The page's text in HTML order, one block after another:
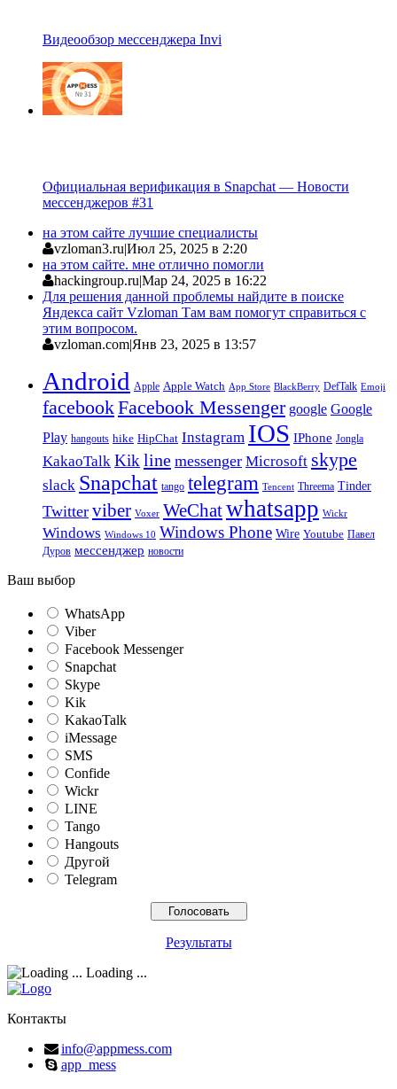
Видеообзор мессенджера Invi
Официальная верификация в Snapchat — Новости
мессенджеров #31
на этом сайте лучшие специалисты
vzloman3.ru|Июл 25, 2025 в 2:20
на этом сайте. мне отлично помогли
hackingroup.ru|Мар 24, 2025 в 16:22
Для решения данной проблемы найдите в поиске
Яндекса сайт Vzloman Там вам помогут справиться с
этим вопросом.
vzloman.com|Янв 23, 2025 в 13:57
Android Apple Apple Watch App Store BlackBerry DefTalk Emoji
facebookFacebook Messenger google Google
Play hangouts hike HipChat Instagram IOS IPhone Jongla
KakaoTalk Kik line messenger Microsoft skype
slack Snapchat tango telegram Tencent Threema Tinder
Twitter viber Voxer WeChatwhatsapp Wickr
Windows Windows 10 Windows Phone Wire Youtube Павел
Дуров мессенджер новости
Ваш выбор
WhatsApp
Viber
Facebook Messenger
Snapchat
Skype
Kik
KakaoTalk
iMessage
SMS
Confide
Wickr
LINE
Tango
Hangouts
Другой
Telegram
Результаты
Loading ...
Контакты
info@appmess.com
app_mess